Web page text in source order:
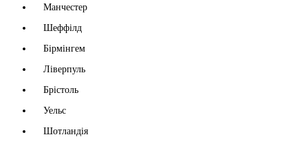
Манчестер
Шеффілд
Бірмінгем
Ліверпуль
Брістоль
Уельс
Шотландія